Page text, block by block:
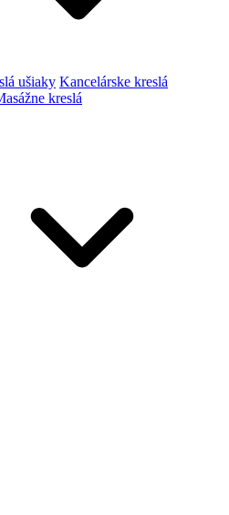
ušiaky Kancelárske kreslá
kreslá